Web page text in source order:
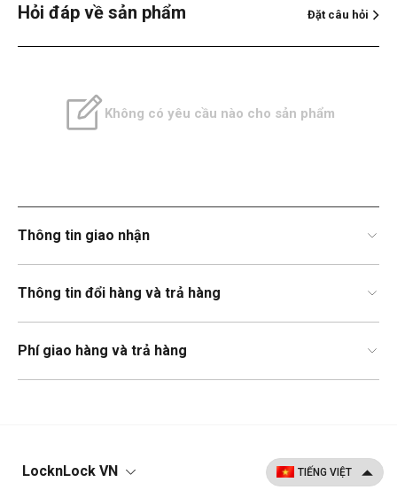
Hỏi đáp về sản phẩm Đặt câu hỏi
Không có yêu cầu nào cho sản phẩm
Thông tin giao nhận
Thông tin đổi hàng và trả hàng
Phí giao hàng và trả hàng
LocknLock VN